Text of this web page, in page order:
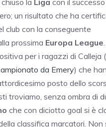
la Liga con il successo
un risultato che ha
club con la conseguente
prossima Europa League
per i ragazzi di Calleja
da Emery) che
posto dello
troviamo, senza ombra di
che con diciotto goal si è
classifica marcatori. Non